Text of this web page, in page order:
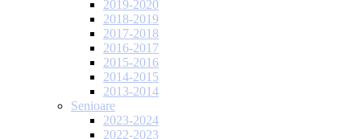
2019-2020
2018-2019
2017-2018
2016-2017
2015-2016
2014-2015
2013-2014
Senioare
2023-2024
2022-2023